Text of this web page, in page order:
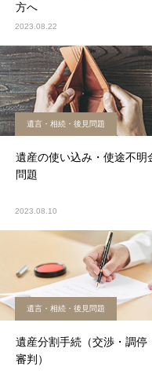
方へ
2023.08.22
遺言・相続・後見問題
遺産の使い込み・使途不明
問題
2023.08.10
遺言・相続・後見問題
遺産分割手続（交渉・調停
審判）